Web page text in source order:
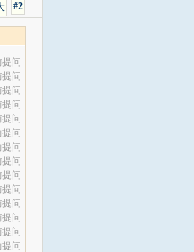
#2
问
问
问
问
问
问
问
问
问
问
问
问
问
问